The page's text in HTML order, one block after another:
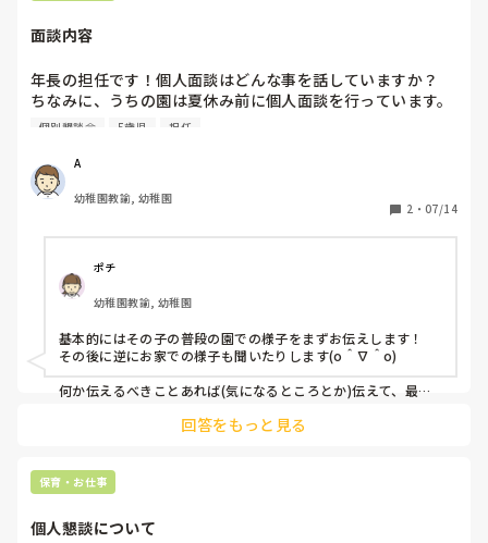
面談内容
年長の担任です！個人面談はどんな事を話していますか？
ちなみに、うちの園は夏休み前に個人面談を行っています。
時間は15分くらいです！
個別懇談会 5歳児 担任
A
幼稚園教諭, 幼稚園
2 ・ 07/14
ポチ
幼稚園教諭, 幼稚園
基本的にはその子の普段の園での様子をまずお伝えします！
その後に逆にお家での様子も聞いたりします(о＾∇＾о)
何か伝えるべきことあれば(気になるところとか)伝えて、最後
て話せたか聞いて、終了してます！
回答をもっと見る
保育・お仕事
個人懇談について